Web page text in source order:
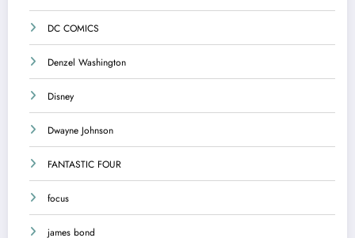
DC COMICS
Denzel Washington
Disney
Dwayne Johnson
FANTASTIC FOUR
focus
james bond